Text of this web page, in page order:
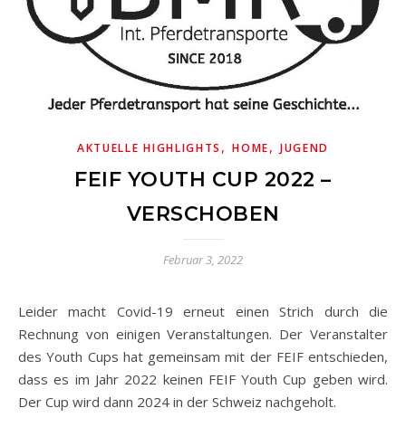
AKTUELLE HIGHLIGHTS ,HOME, JUGEND
FEIF YOUTH CUP 2022 –
VERSCHOBEN
Februar 3, 2022
Leider macht Covid-19 erneut einen Strich durch die
Rechnung von einigen Veranstaltungen. Der Veranstalter
des Youth Cups hat gemeinsam mit der FEIF entschieden,
dass es im Jahr 2022 keinen FEIF Youth Cup geben wird.
Der Cup wird dann 2024 in der Schweiz nachgeholt.